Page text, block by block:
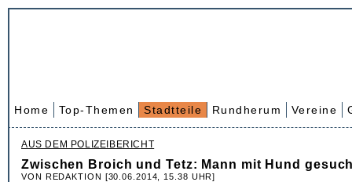
Home Top-Themen Stadtteile Rundherum Vereine
AUS DEM POLIZEIBERICHT
Zwischen Broich und Tetz: Mann mit Hund
VON REDAKTION [30.06.2014, 15.38 UHR]